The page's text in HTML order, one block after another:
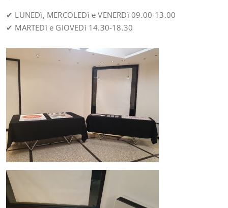
✔ LUNEDì, MERCOLEDì e VENERDì 09.00-13.00
✔ MARTEDì e GIOVEDì 14.30-18.30